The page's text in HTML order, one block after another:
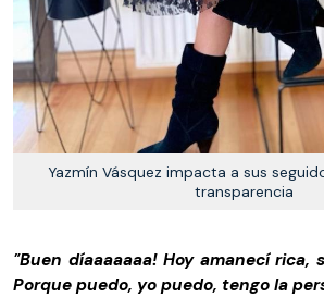
Yazmín Vásquez impacta a sus
transparencia
"Buen díaaaaaaa! Hoy amanecí rica,
Porque puedo, yo puedo, tengo la